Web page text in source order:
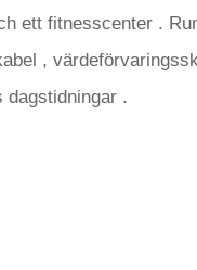
ett fitnesscenter .
,
dagstidningar .